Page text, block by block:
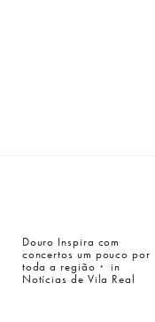
Douro Inspira com
concertos um pouco por
toda a região・ in
Notícias de Vila Real